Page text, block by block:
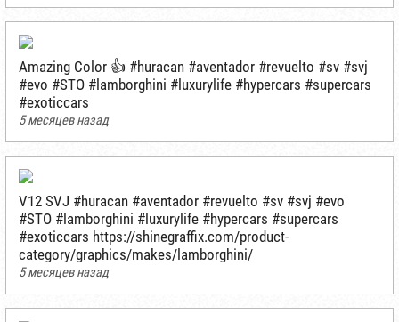
Amazing Color 👍 #huracan #aventador #revuelto #sv #svj
#evo #STO #lamborghini #luxurylife #hypercars #supercars
#exoticcars
5 месяцев назад
V12 SVJ #huracan #aventador #revuelto #sv #svj #evo
#STO #lamborghini #luxurylife #hypercars #supercars
#exoticcars https://shinegraffix.com/product-
category/graphics/makes/lamborghini/
5 месяцев назад